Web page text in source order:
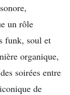
un rôle
funk, soul et
organique,
soirées entre
de